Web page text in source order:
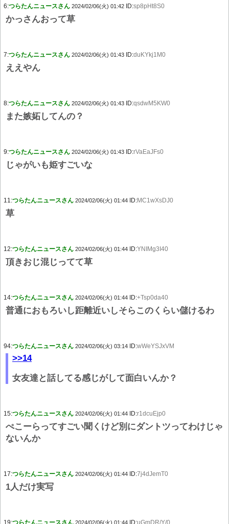
6:つらたんニュースさん 2024/02/06(火) 01:42 ID:sp8pHt8S0
かっさんおって草
7:つらたんニュースさん 2024/02/06(火) 01:43 ID:duKYkj1M0
ええやん
8:つらたんニュースさん 2024/02/06(火) 01:43 ID:qsdwM5KW0
また嫉妬してんの？
9:つらたんニュースさん 2024/02/06(火) 01:43 ID:rVaEaJFs0
じゃがいも姫すごいな
11:つらたんニュースさん 2024/02/06(火) 01:44 ID:MC1wXsDJ0
草
12:つらたんニュースさん 2024/02/06(火) 01:44 ID:YNIMg3I40
頂きおじ混じってて草
14:つらたんニュースさん 2024/02/06(火) 01:44 ID:+Tsp0da40
普通におもろいし距離近いしそらこのくらい儲けるわ
94:つらたんニュースさん 2024/02/06(火) 03:14 ID:wWeYSJxVM
>>14
女友達と話してる感じがして面白いんか？
15:つらたんニュースさん 2024/02/06(火) 01:44 ID:r1dcuEjp0
ぺこーらってすごい聞くけど別にダントツってわけじゃ
ないんか
17:つらたんニュースさん 2024/02/06(火) 01:44 ID:7j4dJemT0
1人だけ実写
19:つらたんニュースさん 2024/02/06(火) 01:44 ID:uGmDR/Y/0